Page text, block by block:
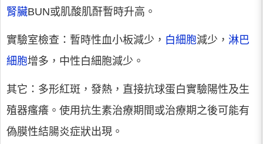
腎臟BUN或肌酸肌酐暫時升高。
實驗室檢查：暫時性血小板減少， 白細胞減少， 淋巴
細胞增多，中性白細胞減少。
其它：多形紅斑，發熱，直接抗球蛋白實驗陽性及生
殖器瘙癢。使用抗生素治療期間或治療期之後可能有
偽膜性結腸炎症狀出現。